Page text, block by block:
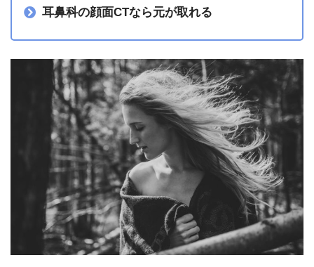
耳鼻科の顔面CTなら元が取れる